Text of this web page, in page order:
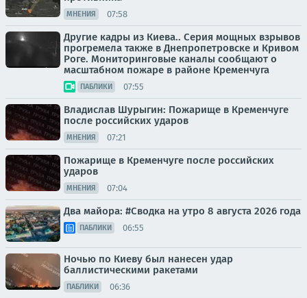
МНЕНИЯ 07:58
Другие кадры из Киева.. Серия мощных взрывов
прогремела также в Днепропетровске и Кривом
Роге. Мониторинговые каналы сообщают о
масштабном пожаре в районе Кременчуга
ПАБЛИКИ 07:55
Владислав Шурыгин: Пожарище в Кременчуге
после российских ударов
МНЕНИЯ 07:21
Пожарище в Кременчуге после российских
ударов
МНЕНИЯ 07:04
Два майора: #Сводка на утро 8 августа 2026 года
ПАБЛИКИ 06:55
Ночью по Киеву был нанесен удар
баллистическими ракетами
ПАБЛИКИ 06:36